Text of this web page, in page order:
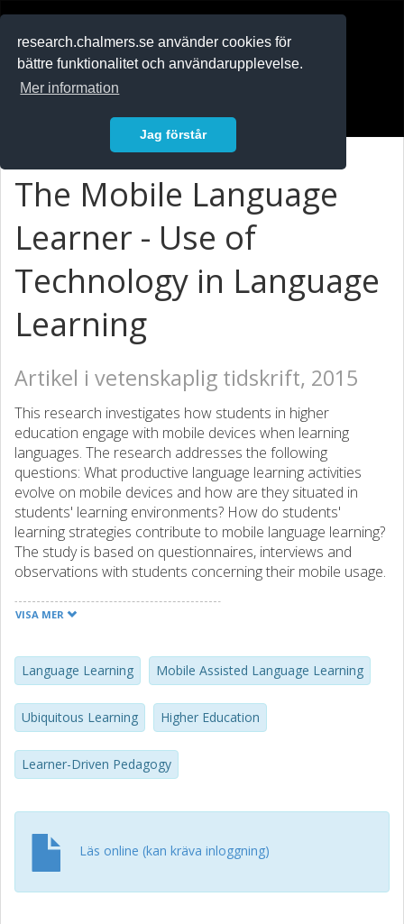
research.chalmers.se använder cookies för
bättre funktionalitet och användarupplevelse.
Mer information
Jag förstår
The Mobile Language
Learner - Use of
Technology in Language
Learning
Artikel i vetenskaplig tidskrift, 2015
This research investigates how students in higher
education engage with mobile devices when learning
languages. The research addresses the following
questions: What productive language learning activities
evolve on mobile devices and how are they situated in
students' learning environments? How do students'
learning strategies contribute to mobile language learning?
The study is based on questionnaires, interviews and
observations with students concerning their mobile usage.
learning purposes is increasing and that the participants
forward to develop mobile habits is a constructive way for
language learning to take place.
VISA MER
Language Learning Mobile Assisted Language Learning
Ubiquitous Learning Higher Education
Learner-Driven Pedagogy
Läs online (kan kräva inloggning)